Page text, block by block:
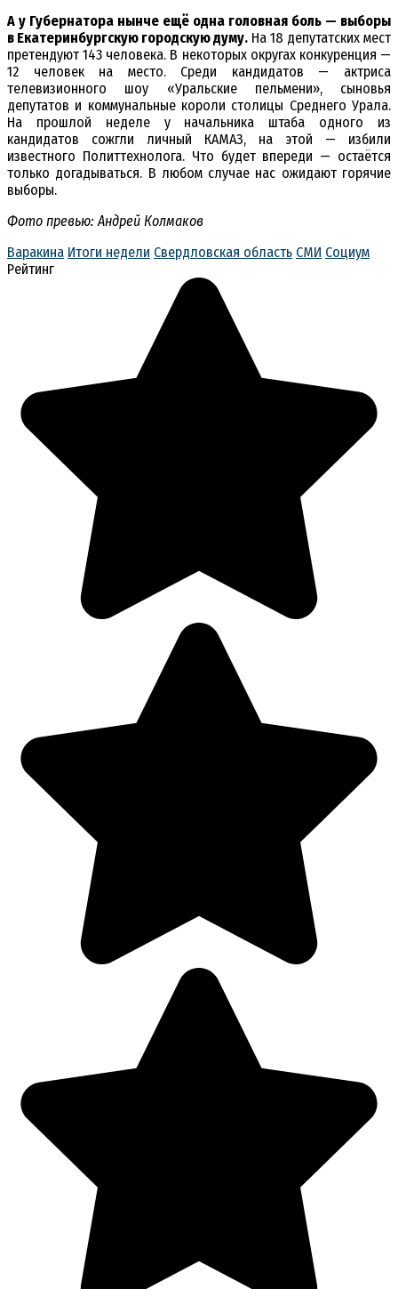
А у Губернатора нынче ещё одна головная боль — выборы
в Екатеринбургскую городскую думу. На 18 депутатских мест
претендуют 143 человека. В некоторых округах конкуренция —
12 человек на место. Среди кандидатов — актриса
телевизионного шоу «Уральские пельмени», сыновья
депутатов и коммунальные короли столицы Среднего Урала.
На прошлой неделе у начальника штаба одного из
кандидатов сожгли личный КАМАЗ, на этой — избили
известного Политтехнолога. Что будет впереди — остаётся
только догадываться. В любом случае нас ожидают горячие
выборы.
Фото превью: Андрей Колмаков
Варакина Итоги недели Свердловская область СМИ Социум
Рейтинг